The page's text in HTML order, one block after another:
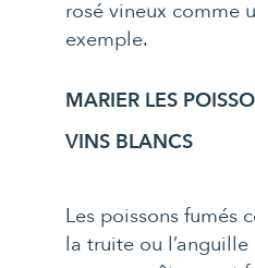
rosé vineux comme
exemple.
MARIER LES
VINS BLANCS
Les poissons fumés
la truite ou